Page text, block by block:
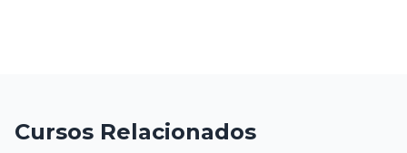
Cursos Relacionados